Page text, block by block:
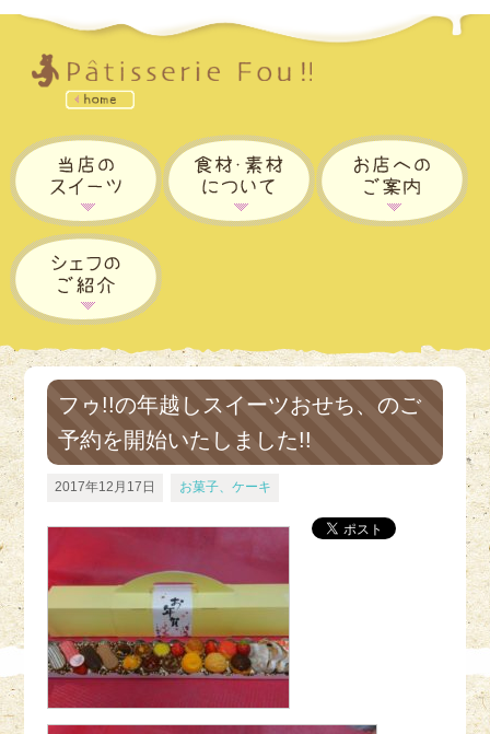
フゥ!!の年越しスイーツおせち、のご
予約を開始いたしました!!
2017年12月17日 お菓子、ケーキ